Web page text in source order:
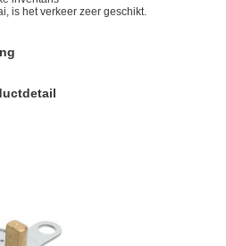
is het verkeer zeer geschikt.